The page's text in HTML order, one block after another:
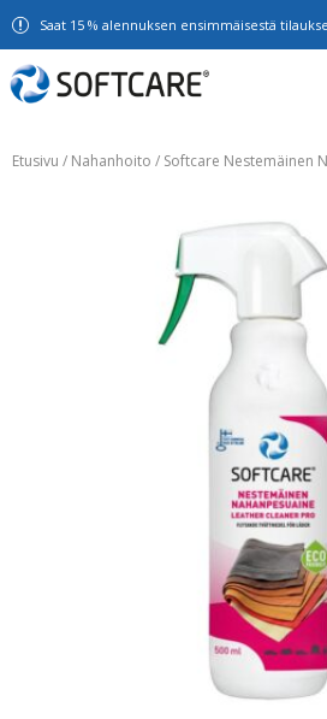
Saat 15 % alennuksen ensimmäisestä
Etusivu / Nahanhoito / Softcare Nestemäinen